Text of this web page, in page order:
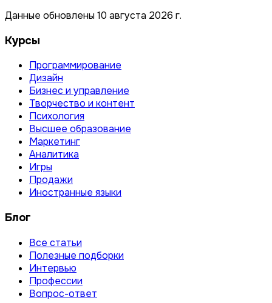
Данные обновлены 10 августа 2026 г.
Курсы
Программирование
Дизайн
Бизнес и управление
Творчество и контент
Психология
Высшее образование
Маркетинг
Аналитика
Игры
Продажи
Иностранные языки
Блог
Все статьи
Полезные подборки
Интервью
Профессии
Вопрос-ответ